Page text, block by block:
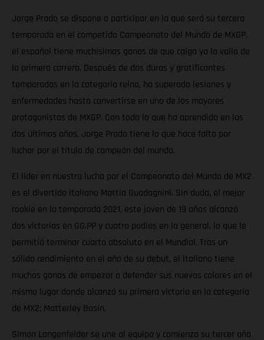
Jorge Prado se dispone a participar en la que será su tercera
temporada en el competido Campeonato del Mundo de MXGP,
el español tiene muchísimas ganas de que caiga ya la valla de
la primera carrera. Después de dos duras y gratificantes
temporadas en la categoría reina, ha superado lesiones y
enfermedades hasta convertirse en uno de los mayores
protagonistas de MXGP. Con todo lo que ha aprendido en los
dos últimos años, Jorge Prado tiene lo que hace falta por
luchar por el título de campeón del mundo.
El líder en nuestra lucha por el Campeonato del Mundo de MX2
es el divertido italiano Mattia Guadagnini. Sin duda, el mejor
rookie en la temporada 2021, este joven de 19 años alcanzó
dos victorias en GG.PP y cuatro podios en la general, lo que le
permitió terminar cuarto absoluto en el Mundial. Tras un
sólido rendimiento en el año de su debut, el italiano tiene
muchas ganas de empezar a defender sus nuevos colores en el
mismo lugar donde alcanzó su primera victoria en la categoría
de MX2: Matterley Basin.
Simon Langenfelder se une al equipo y comienza su tercer año